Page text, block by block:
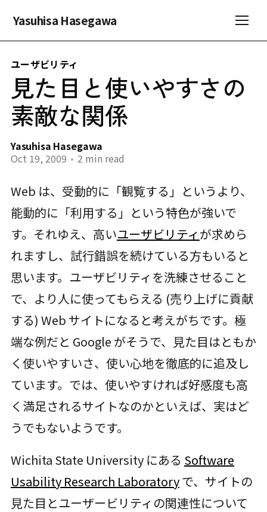
Yasuhisa Hasegawa
ユーザビリティ
見た目と使いやすさの
素敵な関係
Yasuhisa Hasegawa
Oct 19, 2009 • 2 min read
Web は、受動的に「観覧する」というより、
能動的に「利用する」という特色が強いで
す。それゆえ、高いユーザビリティが求めら
れますし、試行錯誤を続けている方もいると
思います。ユーザビリティを洗練させること
で、より人に使ってもらえる (売り上げに貢献
する) Web サイトになると考えがちです。極
端な例だと Google がそうで、見た目はともか
く使いやすいさ、使い心地を徹底的に追及し
ています。では、使いやすければ好感度も高
く満足されるサイトなのかといえば、実はど
うでもないようです。
Wichita State University にある Software
Usability Research Laboratoryで、サイトの
見た目とユーザービリティの関連性について